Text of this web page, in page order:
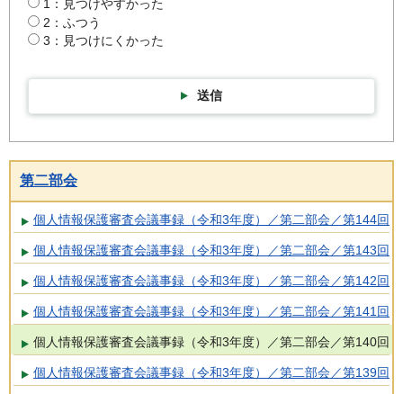
1：見つけやすかった
2：ふつう
3：見つけにくかった
送信
第二部会
個人情報保護審査会議事録（令和3年度）／第二部会／第144回
個人情報保護審査会議事録（令和3年度）／第二部会／第143回
個人情報保護審査会議事録（令和3年度）／第二部会／第142回
個人情報保護審査会議事録（令和3年度）／第二部会／第141回
個人情報保護審査会議事録（令和3年度）／第二部会／第140回
個人情報保護審査会議事録（令和3年度）／第二部会／第139回